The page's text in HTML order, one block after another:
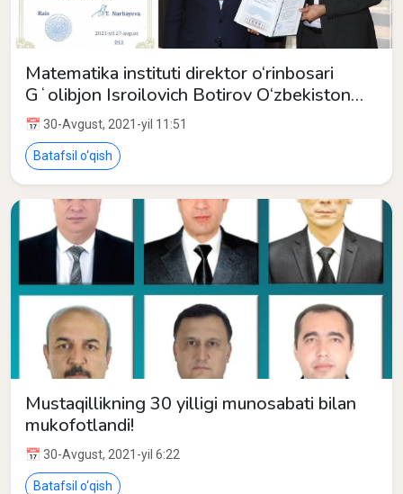
Matematika instituti direktor o‘rinbosari
Gʻolibjon Isroilovich Botirov O‘zbekiston
Respublikasi Oliy Majlisi Senati tomonidan
taqdirlandi.
📅 30-Avgust, 2021-yil 11:51
Batafsil o‘qish
Mustaqillikning 30 yilligi munosabati bilan
mukofotlandi!
📅 30-Avgust, 2021-yil 6:22
Batafsil o‘qish